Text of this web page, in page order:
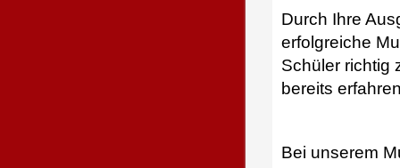
Durch Ihre
erfolgreiche
Schüler richtig
bereits
Bei unserem